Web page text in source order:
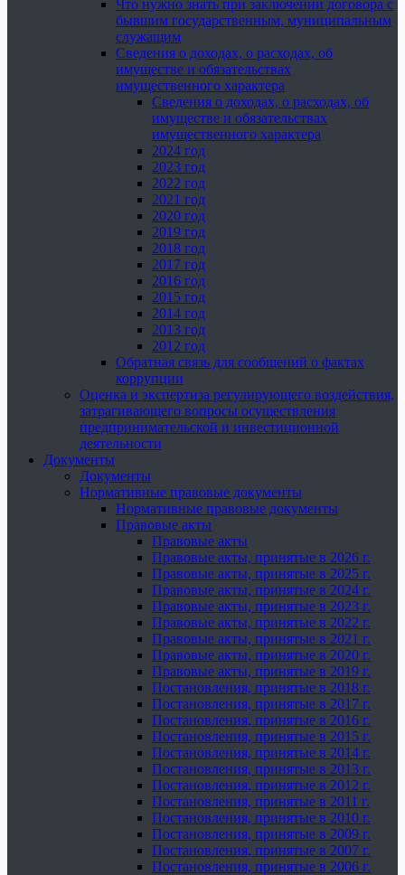
Что нужно знать при заключении договора с
бывшим государственным, муниципальным
служащим
Сведения о доходах, о расходах, об
имуществе и обязательствах
имущественного характера
Сведения о доходах, о расходах, об
имуществе и обязательствах
имущественного характера
2024 год
2023 год
2022 год
2021 год
2020 год
2019 год
2018 год
2017 год
2016 год
2015 год
2014 год
2013 год
2012 год
Обратная связь для сообщений о фактах
коррупции
Оценка и экспертиза регулирующего воздействия,
затрагивающего вопросы осуществления
предпринимательской и инвестиционной
деятельности
Документы
Документы
Нормативные правовые документы
Нормативные правовые документы
Правовые акты
Правовые акты
Правовые акты, принятые в 2026 г.
Правовые акты, принятые в 2025 г.
Правовые акты, принятые в 2024 г.
Правовые акты, принятые в 2023 г.
Правовые акты, принятые в 2022 г.
Правовые акты, принятые в 2021 г.
Правовые акты, принятые в 2020 г.
Правовые акты, принятые в 2019 г.
Постановления, принятые в 2018 г.
Постановления, принятые в 2017 г.
Постановления, принятые в 2016 г.
Постановления, принятые в 2015 г.
Постановления, принятые в 2014 г.
Постановления, принятые в 2013 г.
Постановления, принятые в 2012 г.
Постановления, принятые в 2011 г.
Постановления, принятые в 2010 г.
Постановления, принятые в 2009 г.
Постановления, принятые в 2007 г.
Постановления, принятые в 2006 г.